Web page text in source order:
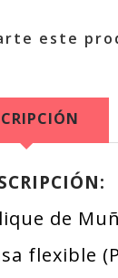
este
de
flexible